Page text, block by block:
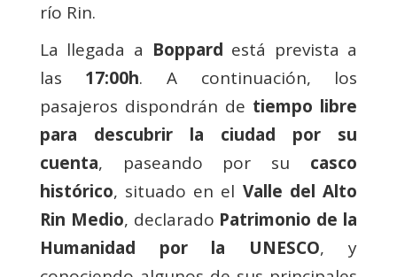
río Rin.
La llegada a Boppard está prevista a
las 17:00h. A continuación, los
pasajeros dispondrán de tiempo libre
para descubrir la ciudad por su
cuenta, paseando por su casco
histórico, situado en el Valle del Alto
Rin Medio, declarado Patrimonio de la
Humanidad por la UNESCO, y